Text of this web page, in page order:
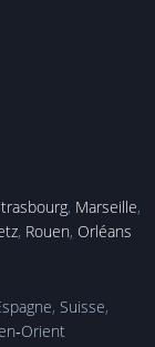
, Marseille,
, Rouen, Orléans
, Suisse,